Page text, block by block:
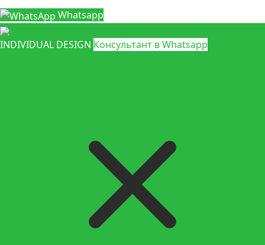
Whatsapp
INDIVIDUAL DESIGN Консультант в Whatsapp